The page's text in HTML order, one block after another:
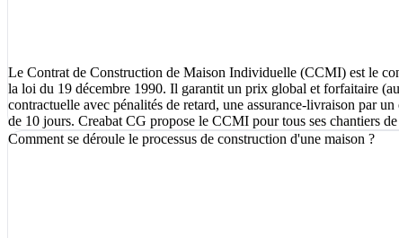
Le Contrat de Construction de Maison Individuelle (CCMI) est le
la loi du 19 décembre 1990. Il garantit un prix global et forfaitaire
contractuelle avec pénalités de retard, une assurance-livraison par
de 10 jours. Creabat CG propose le CCMI pour tous ses chantiers
Comment se déroule le processus de construction d'une maison ?